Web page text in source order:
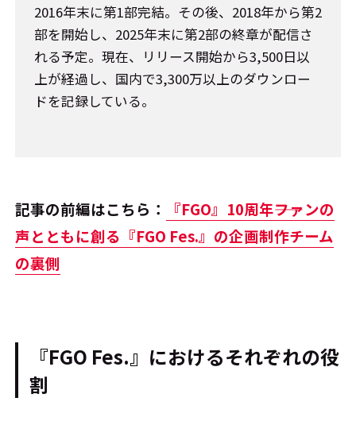
2016年末に第1部完結。その後、2018年から第2
部を開始し、2025年末に第2部の終章が配信さ
れる予定。現在、リリース開始から3,500日以
上が経過し、国内で3,300万以上のダウンロー
ドを記録している。
記事の前編はこちら：
『FGO』10周年――ファンの
声とともに創る『FGO Fes.』の企画制作チーム
の裏側
『FGO Fes.』におけるそれぞれの役
割